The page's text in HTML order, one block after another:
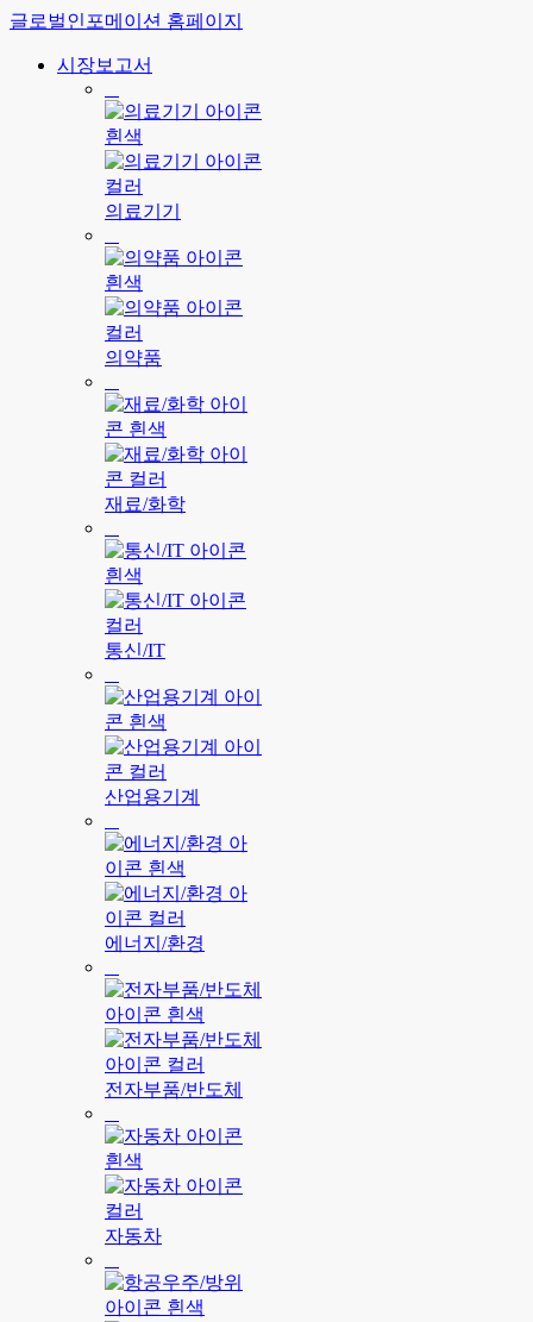
글로벌인포메이션 홈페이지
시장보고서
의료기기
의약품
재료/화학
통신/IT
산업용기계
에너지/환경
전자부품/반도체
자동차